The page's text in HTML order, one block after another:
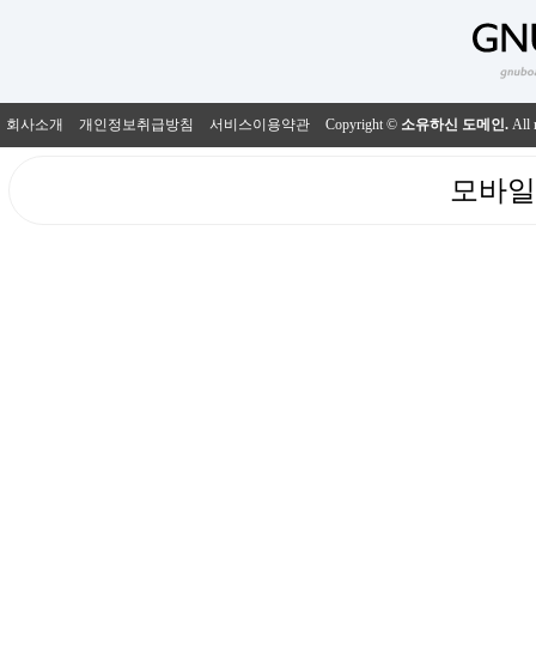
회사소개 개인정보취급방침 서비스이용약관 Copyright © 소유하신 도메인. All
모바